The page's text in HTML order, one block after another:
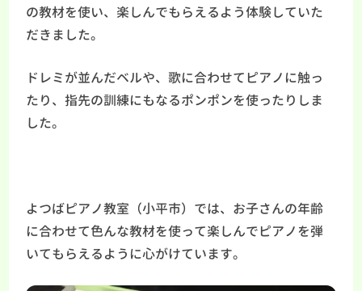
の教材を使い、楽しんでもらえるよう体験していた
だきました。
ドレミが並んだベルや、歌に合わせてピアノに触っ
たり、指先の訓練にもなるポンポンを使ったりしま
した。
よつばピアノ教室（小平市）では、お子さんの年齢
に合わせて色んな教材を使って楽しんでピアノを弾
いてもらえるように心がけています。